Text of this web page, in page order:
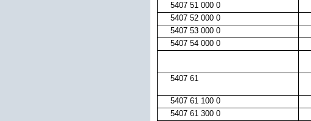
5407 51 000 0
5407 52 000 0
5407 53 000 0
5407 54 000 0
5407 61
5407 61 100 0
5407 61 300 0